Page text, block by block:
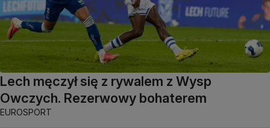
Lech męczył się z rywalem z Wysp
Owczych. Rezerwowy bohaterem
EUROSPORT